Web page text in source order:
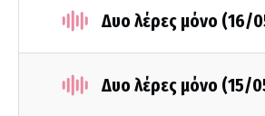
Δυο λέρες μόνο (16/
Δυο λέρες μόνο (15/